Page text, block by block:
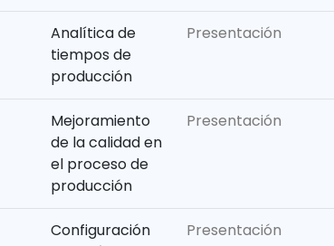
Analítica de
tiempos de
producción
Presentación
Mejoramiento
de la calidad en
el proceso de
producción
Presentación
Configuración
Presentación